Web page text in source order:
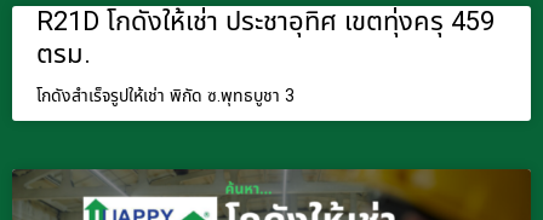
R21D โกดังให้เช่า ประชาอุทิศ เขตทุ่งครุ 459
ตรม.
โกดังสำเร็จรูปให้เช่า พิกัด ซ.พุทธบูชา 3